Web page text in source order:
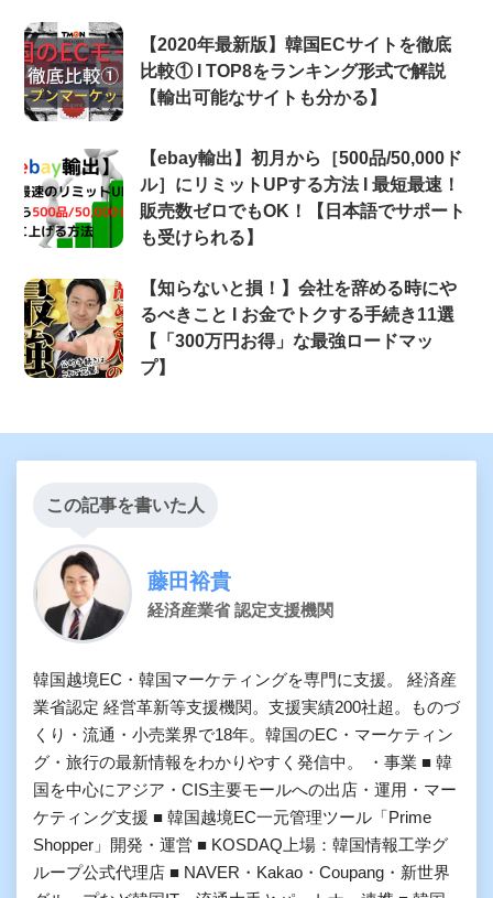
【2020年最新版】韓国ECサイトを徹底
比較① Ι TOP8をランキング形式で解説
【輸出可能なサイトも分かる】
【ebay輸出】初月から［500品/50,000ド
ル］にリミットUPする方法 Ι 最短最速！
販売数ゼロでもOK！【日本語でサポート
も受けられる】
【知らないと損！】会社を辞める時にや
るべきこと Ι お金でトクする手続き11選
【「300万円お得」な最強ロードマッ
プ】
この記事を書いた人
藤田裕貴
経済産業省 認定支援機関
韓国越境EC・韓国マーケティングを専門に支援。 経済産
業省認定 経営革新等支援機関。支援実績200社超。ものづ
くり・流通・小売業界で18年。韓国のEC・マーケティン
グ・旅行の最新情報をわかりやすく発信中。 ・事業 ■ 韓
国を中心にアジア・CIS主要モールへの出店・運用・マー
ケティング支援 ■ 韓国越境EC一元管理ツール「Prime
Shopper」開発・運営 ■ KOSDAQ上場：韓国情報工学グ
ループ公式代理店 ■ NAVER・Kakao・Coupang・新世界